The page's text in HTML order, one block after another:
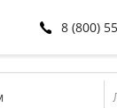
8 (800)